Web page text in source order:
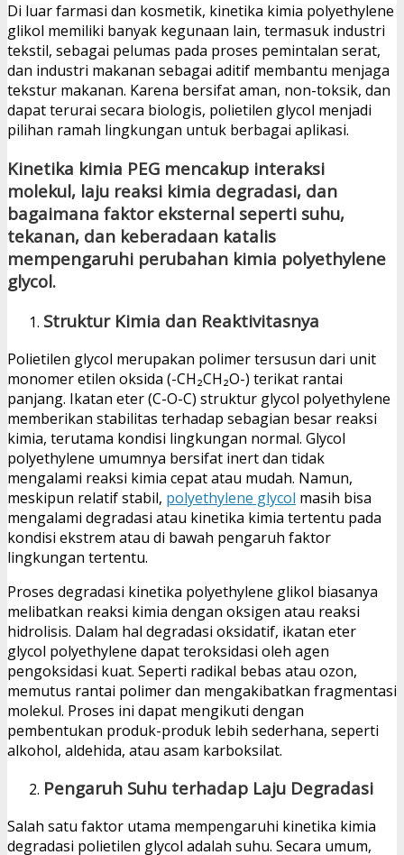
Di luar farmasi dan kosmetik, kinetika kimia polyethylene
glikol memiliki banyak kegunaan lain, termasuk industri
tekstil, sebagai pelumas pada proses pemintalan serat,
dan industri makanan sebagai aditif membantu menjaga
tekstur makanan. Karena bersifat aman, non-toksik, dan
dapat terurai secara biologis, polietilen glycol menjadi
pilihan ramah lingkungan untuk berbagai aplikasi.
Kinetika kimia PEG mencakup interaksi
molekul, laju reaksi kimia degradasi, dan
bagaimana faktor eksternal seperti suhu,
tekanan, dan keberadaan katalis
mempengaruhi perubahan kimia polyethylene
glycol.
Struktur Kimia dan Reaktivitasnya
Polietilen glycol merupakan polimer tersusun dari unit
monomer etilen oksida (-CH₂CH₂O-) terikat rantai
panjang. Ikatan eter (C-O-C) struktur glycol polyethylene
memberikan stabilitas terhadap sebagian besar reaksi
kimia, terutama kondisi lingkungan normal. Glycol
polyethylene umumnya bersifat inert dan tidak
mengalami reaksi kimia cepat atau mudah. Namun,
meskipun relatif stabil, polyethylene glycol masih bisa
mengalami degradasi atau kinetika kimia tertentu pada
kondisi ekstrem atau di bawah pengaruh faktor
lingkungan tertentu.
Proses degradasi kinetika polyethylene glikol biasanya
melibatkan reaksi kimia dengan oksigen atau reaksi
hidrolisis. Dalam hal degradasi oksidatif, ikatan eter
glycol polyethylene dapat teroksidasi oleh agen
pengoksidasi kuat. Seperti radikal bebas atau ozon,
memutus rantai polimer dan mengakibatkan fragmentasi
molekul. Proses ini dapat mengikuti dengan
pembentukan produk-produk lebih sederhana, seperti
alkohol, aldehida, atau asam karboksilat.
Pengaruh Suhu terhadap Laju Degradasi
Salah satu faktor utama mempengaruhi kinetika kimia
degradasi polietilen glycol adalah suhu. Secara umum,